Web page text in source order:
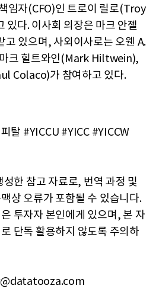
임자(CFO)인 트로이 릴로(Troy
있다. 이사회 의장은 마크 안젤
있으며, 사외이사로는 오웬 A.
크 힐트와인(Mark Hiltwein),
Colaco)가 참여하고 있다.
탈 #YICCU #YICC #YICCW
한 참고 자료로, 번역 과정 및
상 오류가 포함될 수 있습니다.
투자자 본인에게 있으며, 본 자
단독 활용하지 않도록 주의하